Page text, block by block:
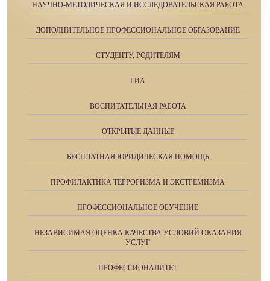
НАУЧНО-МЕТОДИЧЕСКАЯ И ИССЛЕДОВАТЕЛЬСКАЯ РАБОТА
ДОПОЛНИТЕЛЬНОЕ ПРОФЕССИОНАЛЬНОЕ ОБРАЗОВАНИЕ
СТУДЕНТУ, РОДИТЕЛЯМ
ГИА
ВОСПИТАТЕЛЬНАЯ РАБОТА
ОТКРЫТЫЕ ДАННЫЕ
БЕСПЛАТНАЯ ЮРИДИЧЕСКАЯ ПОМОЩЬ
ПРОФИЛАКТИКА ТЕРРОРИЗМА И ЭКСТРЕМИЗМА
ПРОФЕССИОНАЛЬНОЕ ОБУЧЕНИЕ
НЕЗАВИСИМАЯ ОЦЕНКА КАЧЕСТВА УСЛОВИЙ ОКАЗАНИЯ
УСЛУГ
ПРОФЕССИОНАЛИТЕТ